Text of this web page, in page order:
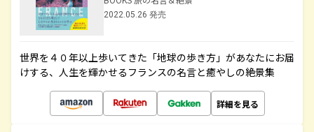
2022.05.26 発売
世界を４０年以上歩いてきた「地球の歩き方」があなたにお届
けする、人生を輝かせるフランスの名言と癒やしの絶景集
詳細を見る